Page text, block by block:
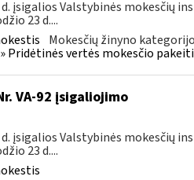
įsigalios Valstybinės mokesčių
23 d....
Mokesčių žinyno
vertės mokesčio
VA-92 įsigaliojimo
įsigalios Valstybinės mokesčių
23 d....